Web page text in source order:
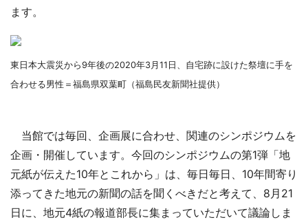
ます。
東日本大震災から9年後の2020年3月11日、自宅跡に設けた祭壇に手を
合わせる男性＝福島県双葉町（福島民友新聞社提供）
当館では毎回、企画展に合わせ、関連のシンポジウムを
企画・開催しています。今回のシンポジウムの第1弾「地
元紙が伝えた10年とこれから」は、毎日毎日、10年間寄り
添ってきた地元の新聞の話を聞くべきだと考えて、8月21
日に、地元4紙の報道部長に集まっていただいて議論しま